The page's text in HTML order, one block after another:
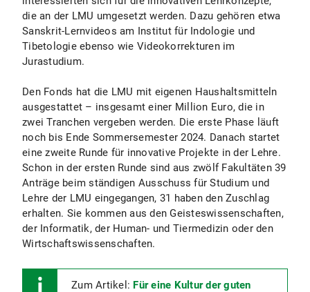
die an der LMU umgesetzt werden. Dazu gehören etwa
Sanskrit-Lernvideos am Institut für Indologie und
Tibetologie ebenso wie Videokorrekturen im
Jurastudium.
Den Fonds hat die LMU mit eigenen Haushaltsmitteln
ausgestattet – insgesamt einer Million Euro, die in
zwei Tranchen vergeben werden. Die erste Phase läuft
noch bis Ende Sommersemester 2024. Danach startet
eine zweite Runde für innovative Projekte in der Lehre.
Schon in der ersten Runde sind aus zwölf Fakultäten 39
Anträge beim ständigen Ausschuss für Studium und
Lehre der LMU eingegangen, 31 haben den Zuschlag
erhalten. Sie kommen aus den Geisteswissenschaften,
der Informatik, der Human- und Tiermedizin oder den
Wirtschaftswissenschaften.
Zum Artikel: Für eine Kultur der guten